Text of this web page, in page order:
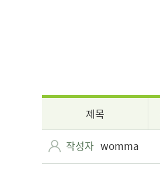
제목
작성자 womma